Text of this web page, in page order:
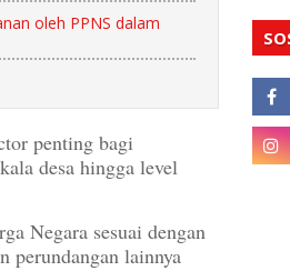
oleh PPNS dalam
penting bagi
desa hingga level
Negara sesuai dengan
perundangan lainnya